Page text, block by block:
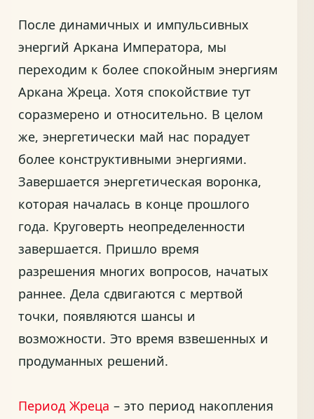
После динамичных и импульсивных
энергий Аркана Императора, мы
переходим к более спокойным энергиям
Аркана Жреца. Хотя спокойствие тут
соразмерено и относительно. В целом
же, энергетически май нас порадует
более конструктивными энергиями.
Завершается энергетическая воронка,
которая началась в конце прошлого
года. Круговерть неопределенности
завершается. Пришло время
разрешения многих вопросов, начатых
раннее. Дела сдвигаются с мертвой
точки, появляются шансы и
возможности. Это время взвешенных и
продуманных решений.
Период Жреца – это период накопления